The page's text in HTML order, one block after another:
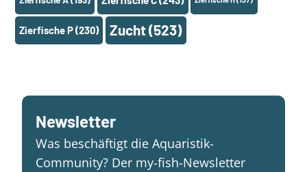
Zierfische P(230) Zucht(523)
Newsletter
Was beschäftigt die Aquaristik-
Community? Der my-fish-Newsletter